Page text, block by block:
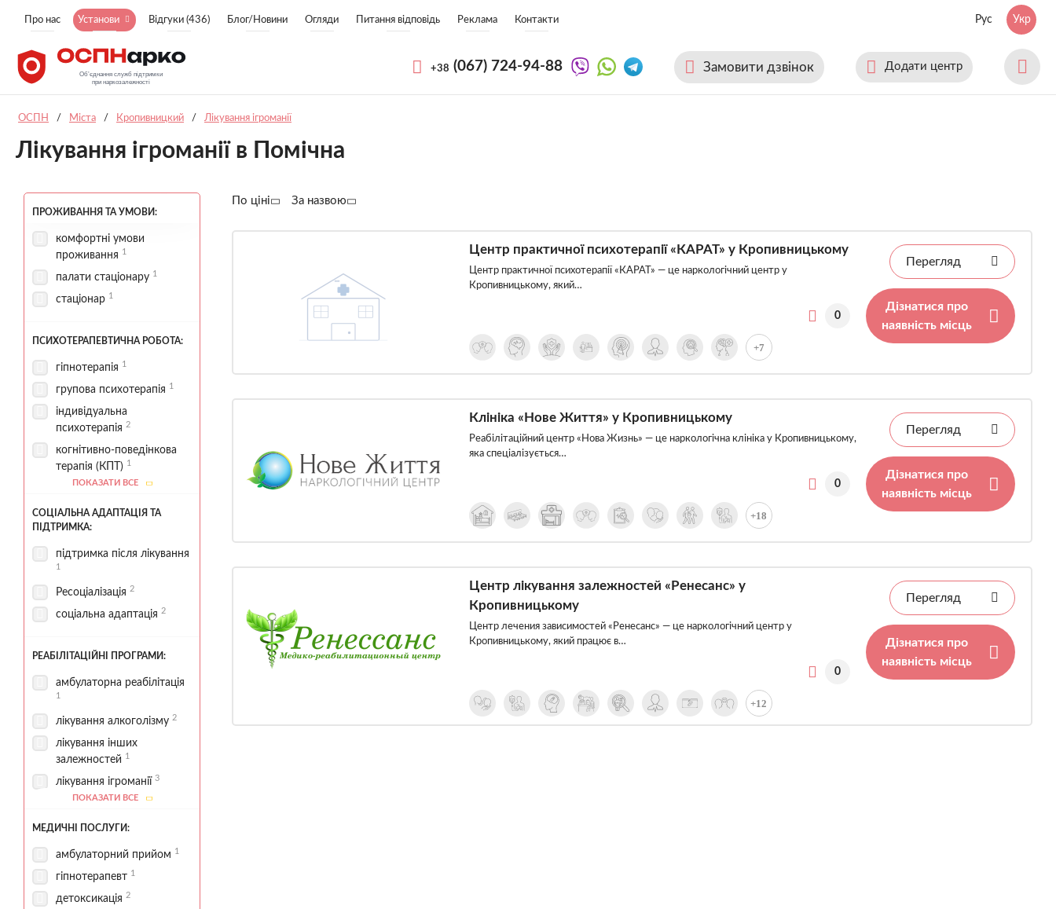
Про нас Установи Відгуки (436) Блог/Новини Огляди Питання відповідь Реклама Контакти Рус Укр
+38 (067) 724-94-88 Замовити дзвінок Додати центр
ОСПН / Міста / Кропивницкий / Лікування ігроманії
Лікування ігроманії в Помічна
ПРОЖИВАННЯ ТА УМОВИ:
комфортні умови
проживання 1
палати стаціонару 1
стаціонар 1
ПСИХОТЕРАПЕВТИЧНА РОБОТА:
гіпнотерапія 1
групова психотерапія 1
індивідуальна
психотерапія 2
когнітивно-поведінкова
терапія (КПТ) 1
психокорекція1
психологічне
консультування
психотерапевтичні сесії
ПОКАЗАТИ ВСЕ
СОЦІАЛЬНА АДАПТАЦІЯ ТА
ПІДТРИМКА:
підтримка після лікування
1
Ресоціалізація 2
соціальна адаптація 2
РЕАБІЛІТАЦІЙНІ ПРОГРАМИ:
амбулаторна реабілітація
1
лікування алкоголізму 2
лікування інших
залежностей 1
лікування ігроманії 3
лікування
поведінкою1
реабілітаційні програми
ПОКАЗАТИ ВСЕ
МЕДИЧНІ ПОСЛУГИ:
амбулаторний прийом 1
гіпнотерапевт 1
детоксикація 2
По ціні За назвою
Центр практичної психотерапії «КАРАТ» у Кропивницькому
Центр практичної психотерапії «КАРАТ» — це наркологічний центр у
Кропивницькому, який…
0
+7
Перегляд
Дізнатися про
наявність місць
Клініка «Нове Життя» у Кропивницькому
Реабілітаційний центр «Нова Жизнь» — це наркологічна клініка у Кропивницькому,
яка спеціалізується…
0
+18
Перегляд
Дізнатися про
наявність місць
Центр лікування залежностей «Ренесанс» у
Кропивницькому
Центр лечения зависимостей «Ренесанс» — це наркологічний центр у
Кропивницькому, який працює в…
0
+12
Перегляд
Дізнатися про
наявність місць